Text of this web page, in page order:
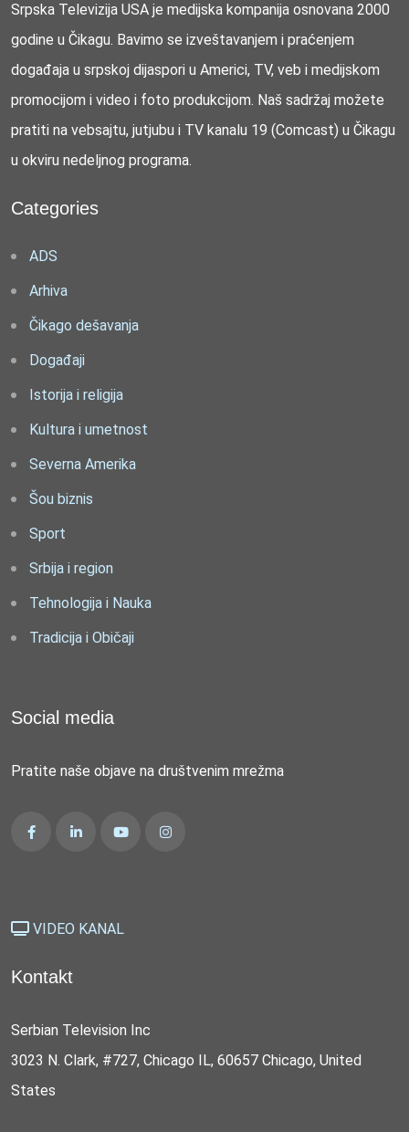
Srpska Televizija USA je medijska kompanija osnovana 2000
godine u Čikagu. Bavimo se izveštavanjem i praćenjem
događaja u srpskoj dijaspori u Americi, TV, veb i medijskom
promocijom i video i foto produkcijom. Naš sadržaj možete
pratiti na vebsajtu, jutjubu i TV kanalu 19 (Comcast) u Čikagu
u okviru nedeljnog programa.
Categories
ADS
Arhiva
Čikago dešavanja
Događaji
Istorija i religija
Kultura i umetnost
Severna Amerika
Šou biznis
Sport
Srbija i region
Tehnologija i Nauka
Tradicija i Običaji
Social media
Pratite naše objave na društvenim mrežma
VIDEO KANAL
Kontakt
Serbian Television Inc
3023 N. Clark, #727, Chicago IL, 60657 Chicago, United
States